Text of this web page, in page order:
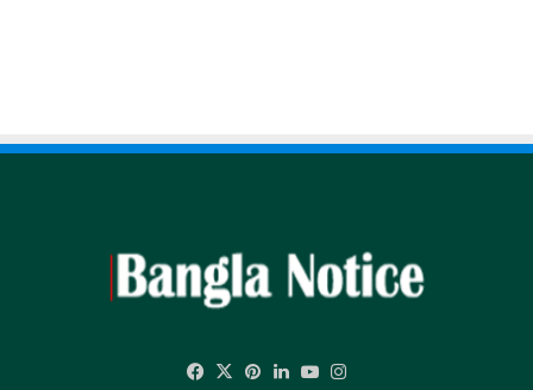
Facebook
X Pinterest
LinkedInYouTube